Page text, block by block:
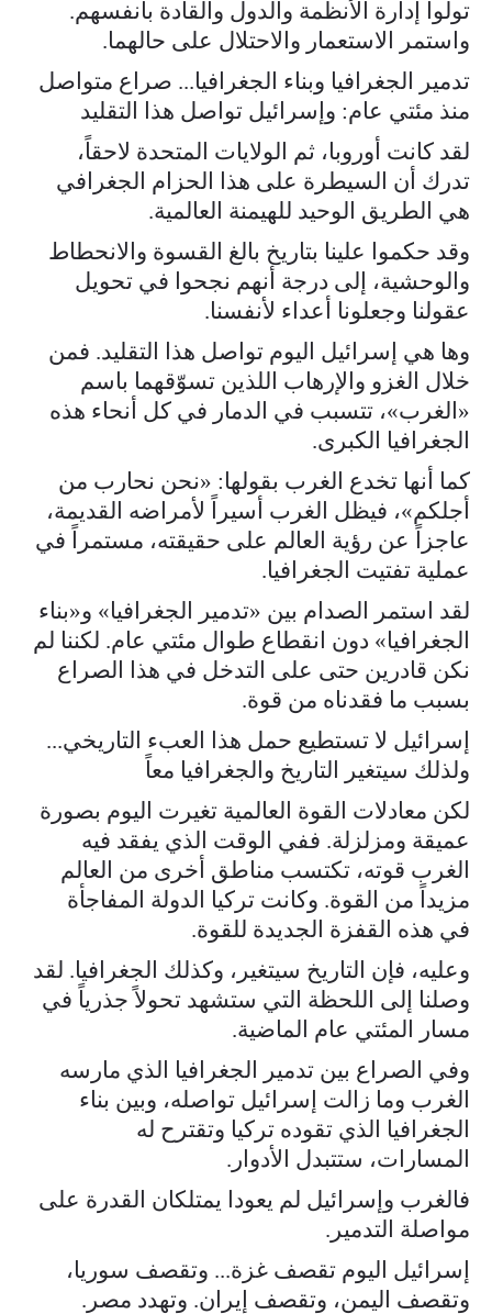
تولوا إدارة الأنظمة والدول والقادة بأنفسهم.
واستمر الاستعمار والاحتلال على حالهما.
تدمير الجغرافيا وبناء الجغرافيا... صراع متواصل
منذ مئتي عام: وإسرائيل تواصل هذا التقليد
لقد كانت أوروبا، ثم الولايات المتحدة لاحقاً،
تدرك أن السيطرة على هذا الحزام الجغرافي
هي الطريق الوحيد للهيمنة العالمية.
وقد حكموا علينا بتاريخ بالغ القسوة والانحطاط
والوحشية، إلى درجة أنهم نجحوا في تحويل
عقولنا وجعلونا أعداء لأنفسنا.
وها هي إسرائيل اليوم تواصل هذا التقليد. فمن
خلال الغزو والإرهاب اللذين تسوّقهما باسم
«الغرب»، تتسبب في الدمار في كل أنحاء هذه
الجغرافيا الكبرى.
كما أنها تخدع الغرب بقولها: «نحن نحارب من
أجلكم»، فيظل الغرب أسيراً لأمراضه القديمة،
عاجزاً عن رؤية العالم على حقيقته، مستمراً في
عملية تفتيت الجغرافيا.
لقد استمر الصدام بين «تدمير الجغرافيا» و«بناء
الجغرافيا» دون انقطاع طوال مئتي عام. لكننا لم
نكن قادرين حتى على التدخل في هذا الصراع
بسبب ما فقدناه من قوة.
إسرائيل لا تستطيع حمل هذا العبء التاريخي...
ولذلك سيتغير التاريخ والجغرافيا معاً
لكن معادلات القوة العالمية تغيرت اليوم بصورة
عميقة ومزلزلة. ففي الوقت الذي يفقد فيه
الغرب قوته، تكتسب مناطق أخرى من العالم
مزيداً من القوة. وكانت تركيا الدولة المفاجأة
في هذه القفزة الجديدة للقوة.
وعليه، فإن التاريخ سيتغير، وكذلك الجغرافيا. لقد
وصلنا إلى اللحظة التي ستشهد تحولاً جذرياً في
مسار المئتي عام الماضية.
وفي الصراع بين تدمير الجغرافيا الذي مارسه
الغرب وما زالت إسرائيل تواصله، وبين بناء
الجغرافيا الذي تقوده تركيا وتقترح له
المسارات، ستتبدل الأدوار.
فالغرب وإسرائيل لم يعودا يمتلكان القدرة على
مواصلة التدمير.
إسرائيل اليوم تقصف غزة... وتقصف سوريا،
وتقصف اليمن، وتقصف إيران. وتهدد مصر.